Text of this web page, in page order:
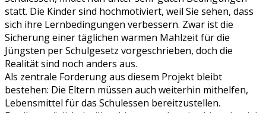
statt. Die Kinder sind hochmotiviert, weil Sie sehen, dass
sich ihre Lernbedingungen verbessern. Zwar ist die
Sicherung einer täglichen warmen Mahlzeit für die
Jüngsten per Schulgesetz vorgeschrieben, doch die
Realität sind noch anders aus.
Als zentrale Forderung aus diesem Projekt bleibt
bestehen: Die Eltern müssen auch weiterhin mithelfen,
Lebensmittel für das Schulessen bereitzustellen.